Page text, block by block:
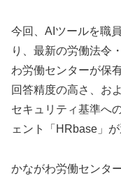
今回、AIツールを職
り、最新の労働法令
わ労働センターが保
回答精度の高さ、お
セキュリティ基準へ
ェント「HRbase」が
かながわ労働センタ